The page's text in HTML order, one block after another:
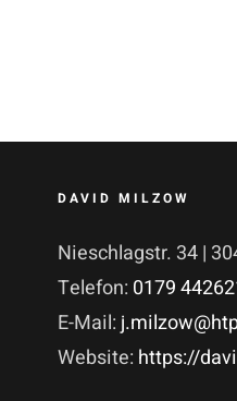
DAVID MILZOW
Nieschlagstr. 34 |
Telefon: 0179
E-Mail:
Website: https://